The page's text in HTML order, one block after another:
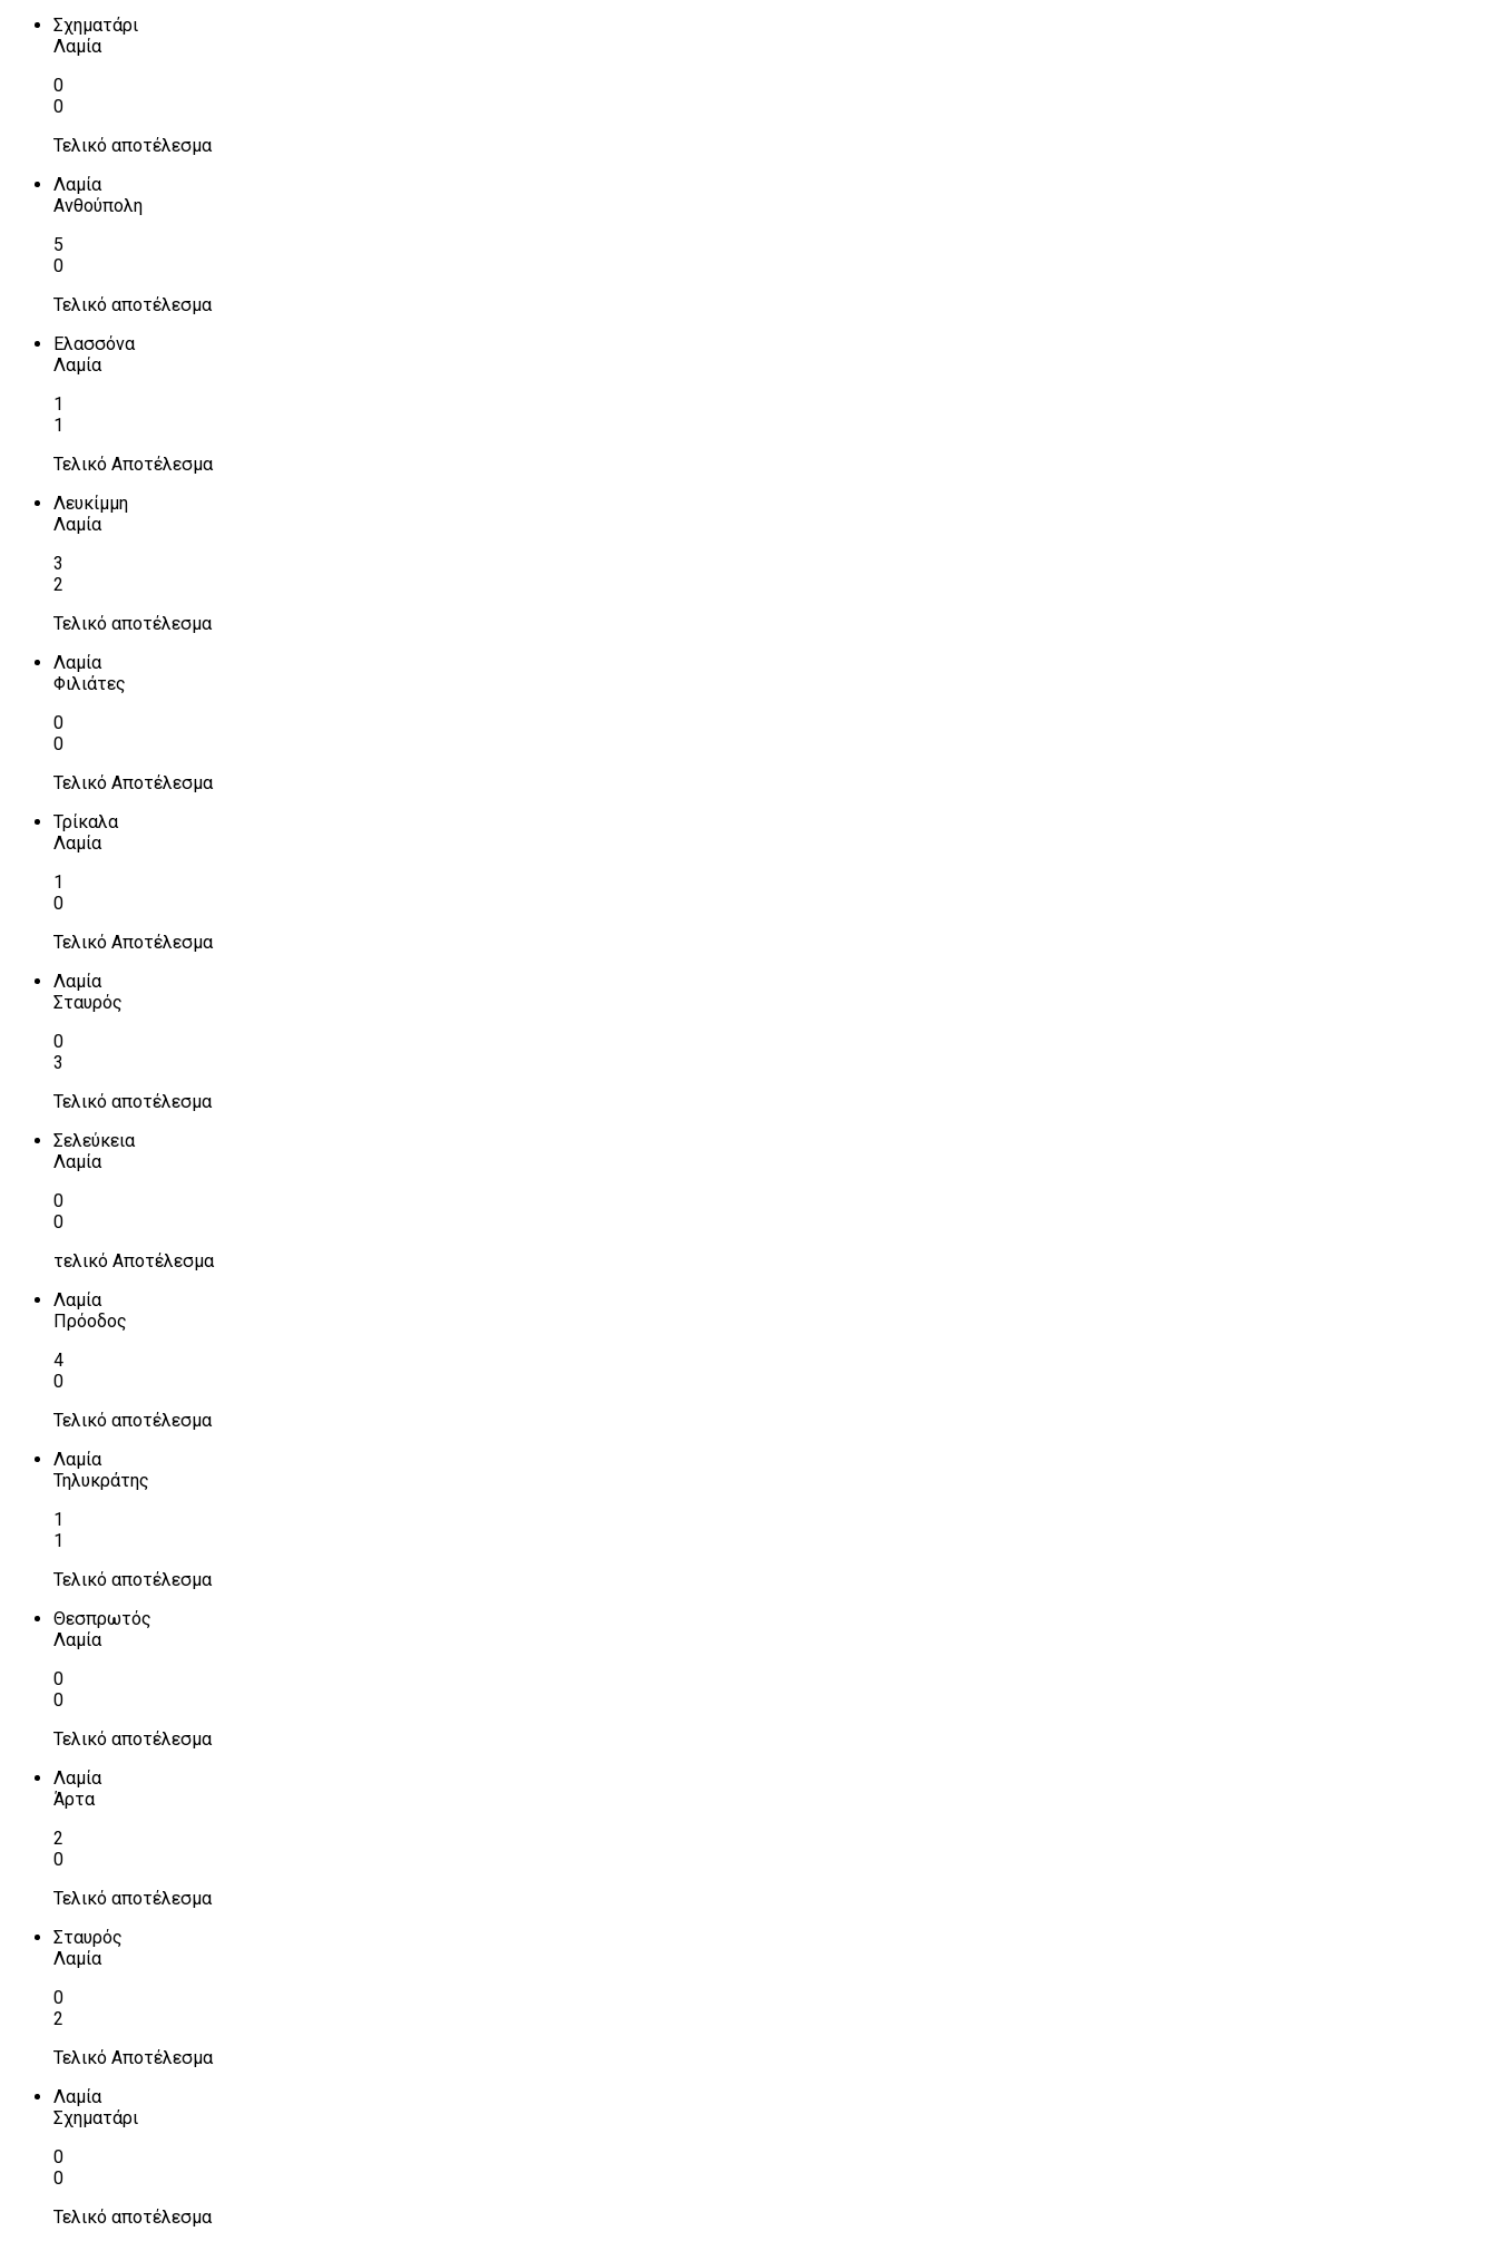
Σχηματάρι
Λαμία
0
0
Τελικό αποτέλεσμα
Λαμία
Ανθούπολη
5
0
Τελικό αποτέλεσμα
Ελασσόνα
Λαμία
1
1
Τελικό Αποτέλεσμα
Λευκίμμη
Λαμία
3
2
Τελικό αποτέλεσμα
Λαμία
Φιλιάτες
0
0
Τελικό Αποτέλεσμα
Τρίκαλα
Λαμία
1
0
Τελικό Αποτέλεσμα
Λαμία
Σταυρός
0
3
Τελικό αποτέλεσμα
Σελεύκεια
Λαμία
0
0
τελικό Αποτέλεσμα
Λαμία
Πρόοδος
4
0
Τελικό αποτέλεσμα
Λαμία
Τηλυκράτης
1
1
Τελικό αποτέλεσμα
Θεσπρωτός
Λαμία
0
0
Τελικό αποτέλεσμα
Λαμία
Άρτα
2
0
Τελικό αποτέλεσμα
Σταυρός
Λαμία
0
2
Τελικό Αποτέλεσμα
Λαμία
Σχηματάρι
0
0
Τελικό αποτέλεσμα